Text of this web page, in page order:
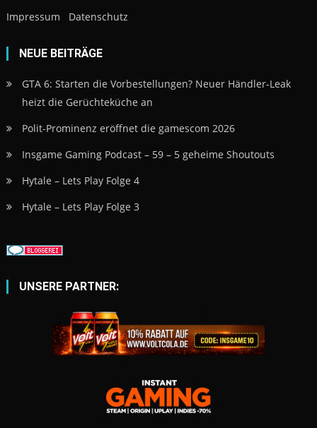
Impressum Datenschutz
NEUE BEITRÄGE
GTA 6: Starten die Vorbestellungen? Neuer Händler-Leak
heizt die Gerüchteküche an
Polit-Prominenz eröffnet die gamescom 2026
Insgame Gaming Podcast – 59 – 5 geheime Shoutouts
Hytale – Lets Play Folge 4
Hytale – Lets Play Folge 3
UNSERE PARTNER: